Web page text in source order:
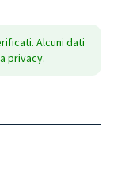
Alcuni dati
privacy.